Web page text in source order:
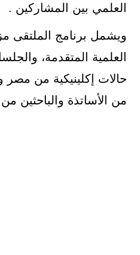
العلمي بين المشاركين .
ويشمل برنامج الملتقى
العلمية المتقدمة،
حالات إكلينيكية من مصر
من الأساتذة والباحثين من